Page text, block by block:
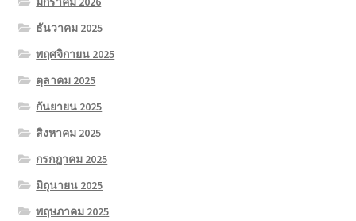
ธันวาคม 2025
พฤศจิกายน 2025
ตุลาคม 2025
กันยายน 2025
สิงหาคม 2025
กรกฎาคม 2025
มิถุนายน 2025
พฤษภาคม 2025